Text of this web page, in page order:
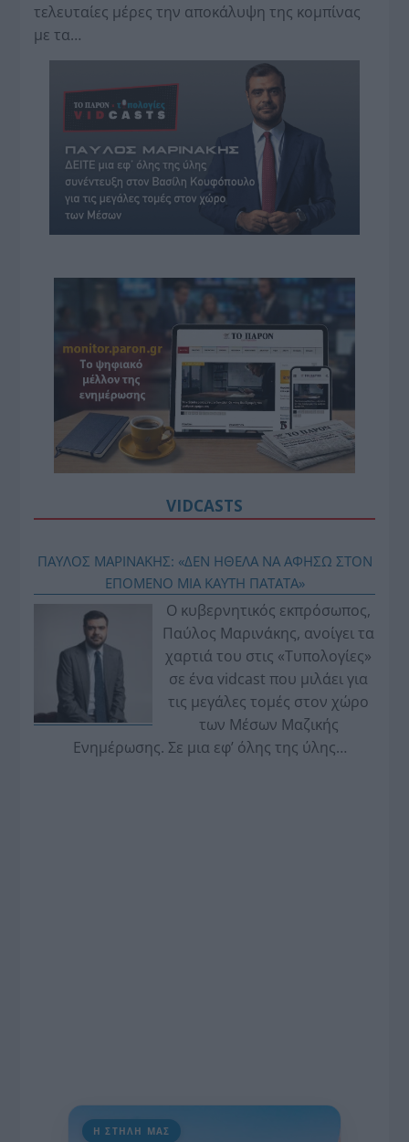
τελευταίες μέρες την αποκάλυψη της κο­μπίνας
με τα…
VIDCASTS
ΠΑΥΛΟΣ ΜΑΡΙΝΑΚΗΣ: «ΔΕΝ ΗΘΕΛΑ ΝΑ ΑΦΗΣΩ ΣΤΟΝ
ΕΠΟΜΕΝΟ ΜΙΑ ΚΑΥΤΗ ΠΑΤΑΤΑ»
Ο κυβερνητικός εκπρόσωπος,
Παύλος Μαρινάκης, ανοίγει τα
χαρτιά του στις «Τυπολογίες»
σε ένα vidcast που μιλάει για
τις μεγάλες τομές στον χώρο
των Μέσων Μαζικής
Ενημέρωσης. Σε μια εφ’ όλης της ύλης
Η ΣΤΗΛΗ ΜΑΣ